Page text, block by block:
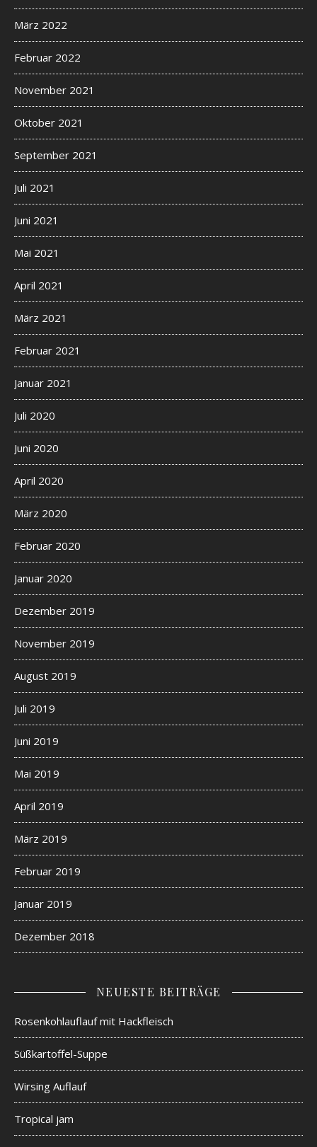
März 2022
Februar 2022
November 2021
Oktober 2021
September 2021
Juli 2021
Juni 2021
Mai 2021
April 2021
März 2021
Februar 2021
Januar 2021
Juli 2020
Juni 2020
April 2020
März 2020
Februar 2020
Januar 2020
Dezember 2019
November 2019
August 2019
Juli 2019
Juni 2019
Mai 2019
April 2019
März 2019
Februar 2019
Januar 2019
Dezember 2018
NEUESTE BEITRÄGE
Rosenkohlauflauf mit Hackfleisch
Süßkartoffel-Suppe
Wirsing Auflauf
Tropical jam